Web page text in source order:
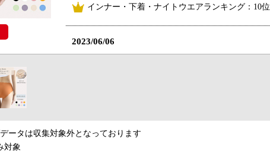
インナー・下着・ナイトウエアランキング：10位
2023/06/06
ータは収集対象外となっております
対象